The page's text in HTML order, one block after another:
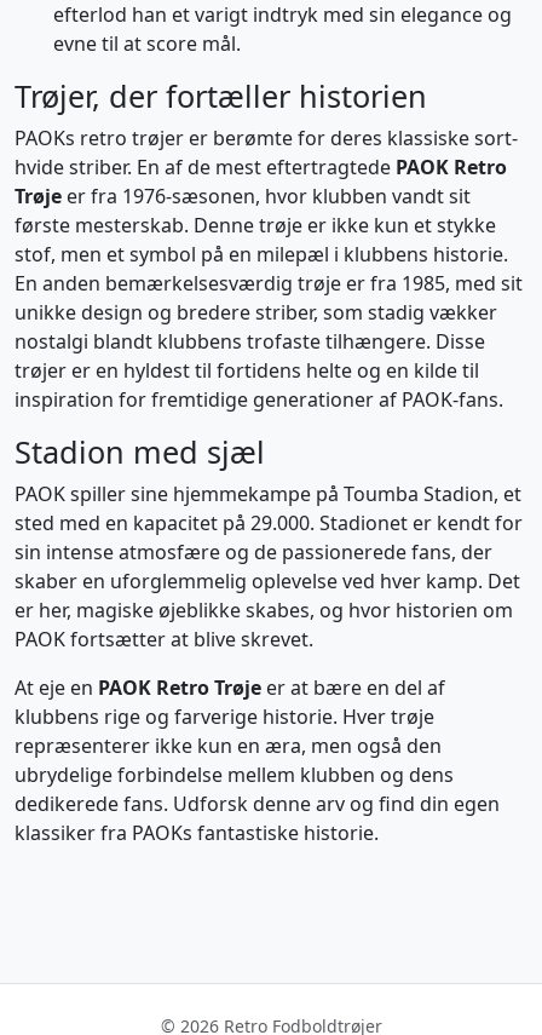
efterlod han et varigt indtryk med sin elegance og
evne til at score mål.
Trøjer, der fortæller historien
PAOKs retro trøjer er berømte for deres klassiske sort-
hvide striber. En af de mest eftertragtede PAOK Retro
Trøje er fra 1976-sæsonen, hvor klubben vandt sit
første mesterskab. Denne trøje er ikke kun et stykke
stof, men et symbol på en milepæl i klubbens historie.
En anden bemærkelsesværdig trøje er fra 1985, med sit
unikke design og bredere striber, som stadig vækker
nostalgi blandt klubbens trofaste tilhængere. Disse
trøjer er en hyldest til fortidens helte og en kilde til
inspiration for fremtidige generationer af PAOK-fans.
Stadion med sjæl
PAOK spiller sine hjemmekampe på Toumba Stadion, et
sted med en kapacitet på 29.000. Stadionet er kendt for
sin intense atmosfære og de passionerede fans, der
skaber en uforglemmelig oplevelse ved hver kamp. Det
er her, magiske øjeblikke skabes, og hvor historien om
PAOK fortsætter at blive skrevet.
At eje en PAOK Retro Trøje er at bære en del af
klubbens rige og farverige historie. Hver trøje
repræsenterer ikke kun en æra, men også den
ubrydelige forbindelse mellem klubben og dens
dedikerede fans. Udforsk denne arv og find din egen
klassiker fra PAOKs fantastiske historie.
© 2026 Retro Fodboldtrøjer